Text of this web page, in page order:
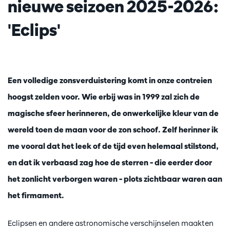
nieuwe seizoen 2025-2026:
'Eclips'
Een volledige zonsverduistering komt in onze contreien
hoogst zelden voor. Wie erbij was in 1999 zal zich de
magische sfeer herinneren, de onwerkelijke kleur van de
wereld toen de maan voor de zon schoof. Zelf herinner ik
me vooral dat het leek of de tijd even helemaal stilstond,
en dat ik verbaasd zag hoe de sterren – die eerder door
het zonlicht verborgen waren – plots zichtbaar waren aan
het firmament.
Eclipsen en andere astronomische verschijnselen maakten